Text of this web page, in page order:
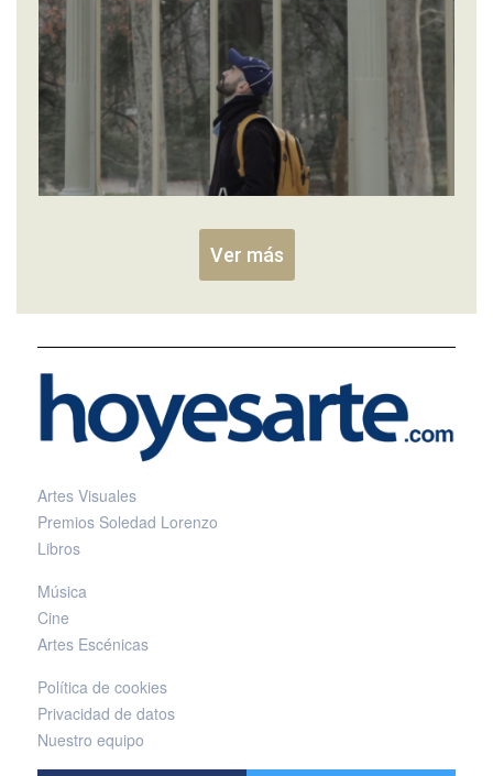
Ver más
Artes Visuales
Premios Soledad Lorenzo
Libros
Música
Cine
Artes Escénicas
Política de cookies
Privacidad de datos
Nuestro equipo